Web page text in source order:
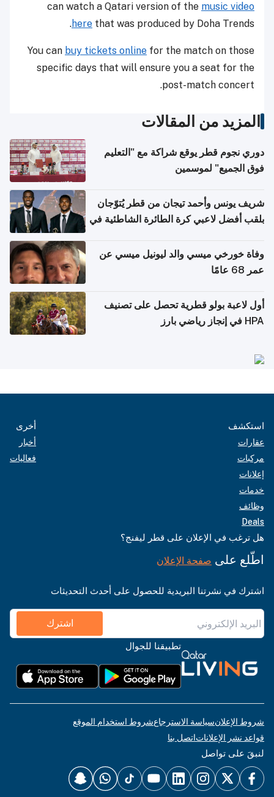
can watch a Qatari version of the music video
here that was produced by Doha Trends.
You can buy tickets online for the match on those
specific days that will ensure you a seat for the
post-match concert.
المزيد من المقالات
دوري نجوم قطر يوقع شراكة مع "التعليم
فوق الجميع" لموسمين
شريف يونس وأحمد تيجان من قطر يُتوّجان
بلقب أفضل لاعبي كرة الطائرة الشاطئية في
وفاة خورخي ميسي والد ليونيل ميسي عن
عمر 68 عامًا
أول لاعبة بولو قطرية تحصل على تصنيف
HPA في إنجاز رياضي بارز
استكشف
عقارات
مركبات
إعلانات
خدمات
وظائف
Deals
أخرى
أخبار
فعاليات
هل ترغب في الإعلان على قطر ليفنج؟
اطّلع على صفحة الإعلان
اشترك في نشرتنا البريدية للحصول على أحدث التحديثات
اشترك
تطبيقنا للجوال
شروط الإعلانسياسة الاسترجاعشروط استخدام الموقع
قواعد نشر الإعلاناتاتصل بنا
لنبقَ على تواصل